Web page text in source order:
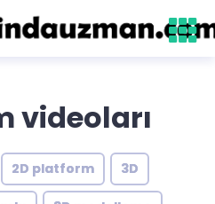
videoları
2D platform 3D